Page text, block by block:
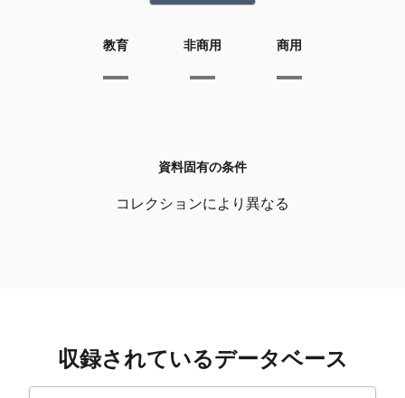
教育 非商用 商用
資料固有の条件
コレクションにより異なる
収録されているデータベース